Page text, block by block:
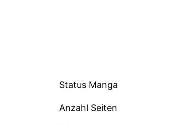
Status Manga
Anzahl Seiten